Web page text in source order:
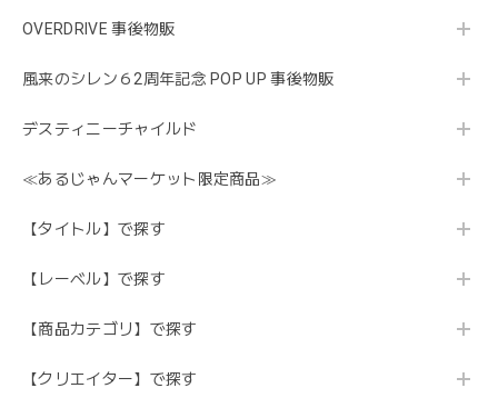
OVERDRIVE 事後物販
風来のシレン６2周年記念 POP UP 事後物販
デスティニーチャイルド
≪あるじゃんマーケット限定商品≫
【タイトル】で探す
【レーベル】で探す
【商品カテゴリ】で探す
【クリエイター】で探す